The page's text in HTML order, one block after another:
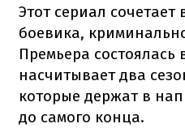
Этот сериал
боевика,
Премьера состоялась
насчитывает два
которые держат в
до самого конца.